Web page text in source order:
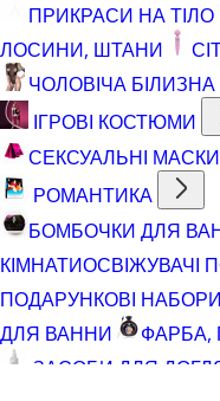
ПРИКРАСИ НА ТІЛО
ЛОСИНИ, ШТАНИ
ЧОЛОВІЧА БІЛИЗНА
ІГРОВІ КОСТЮМИ
СЕКСУАЛЬНІ МАСКИ
РОМАНТИКА
БОМБОЧКИ ДЛЯ
КІМНАТИОСВІЖУВАЧІ
ПОДАРУНКОВІ
ДЛЯ ВАННИ
ФАРБА,
ЗАСОБИ ДЛЯ